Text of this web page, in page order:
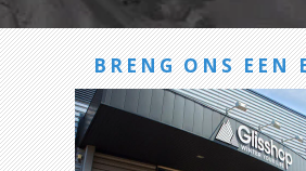
BRENG ONS EEN